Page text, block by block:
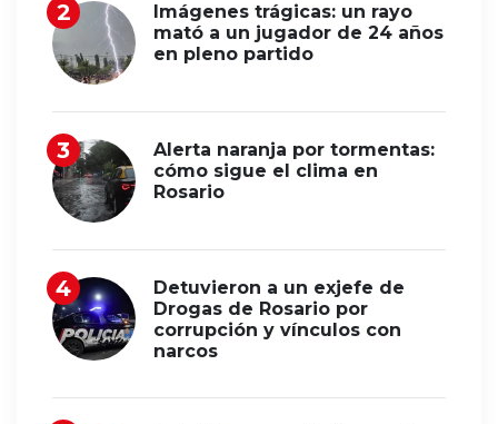
Imágenes trágicas: un rayo
mató a un jugador de 24 años
en pleno partido
Alerta naranja por tormentas:
cómo sigue el clima en
Rosario
Detuvieron a un exjefe de
Drogas de Rosario por
corrupción y vínculos con
narcos